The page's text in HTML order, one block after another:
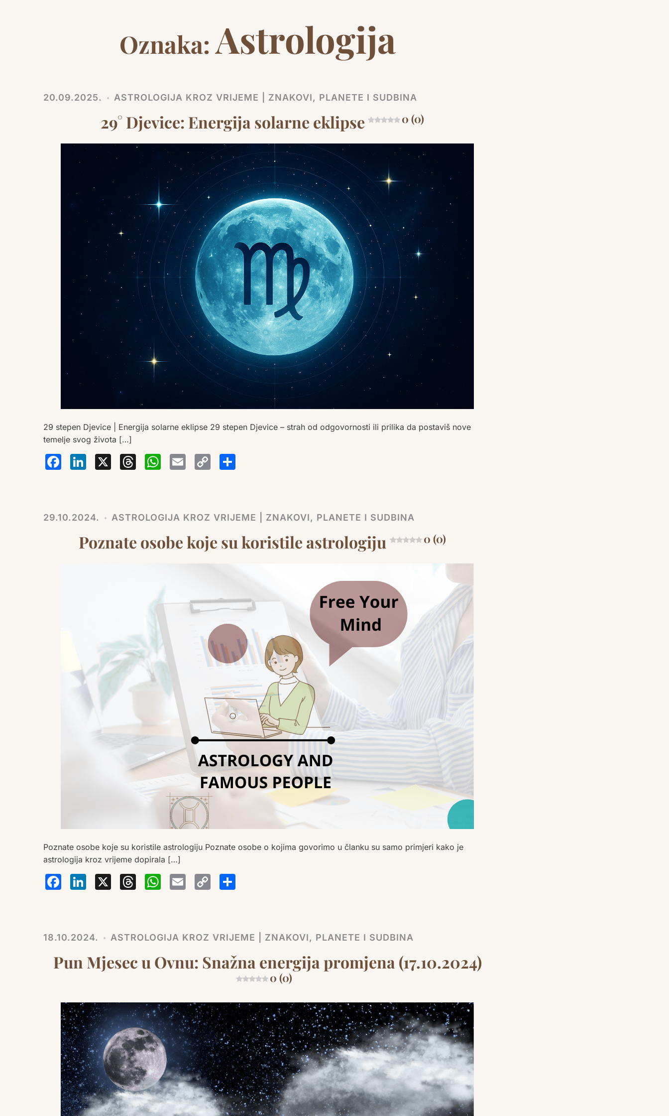
Oznaka:Astrologija
20.09.2025. ASTROLOGIJA KROZ VRIJEME | ZNAKOVI, PLANETE I SUDBINA
29° Djevice: Energija solarne eklipse 0 (0)
29 stepen Djevice | Energija solarne eklipse 29 stepen Djevice – strah od odgovornosti ili prilika da postaviš nove
temelje svog života […]
Facebook
LinkedIn
X Threads
WhatsApp
EmailCopy
Link
29.10.2024. ASTROLOGIJA KROZ VRIJEME | ZNAKOVI, PLANETE I SUDBINA
Poznate osobe koje su koristile astrologiju 0 (0)
Poznate osobe koje su koristile astrologiju Poznate osobe o kojima govorimo u članku su samo primjeri kako je
astrologija kroz vrijeme dopirala […]
Facebook
LinkedIn
X Threads
WhatsApp
EmailCopy
Link
18.10.2024. ASTROLOGIJA KROZ VRIJEME | ZNAKOVI, PLANETE I SUDBINA
Pun Mjesec u Ovnu: Snažna energija promjena (17.10.2024)
0 (0)